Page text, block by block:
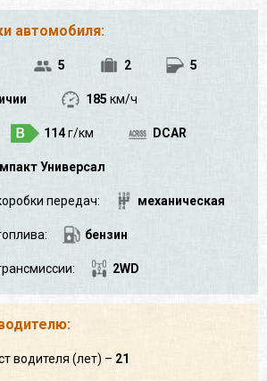
автомобиля:
5 2 5
185 км/ч
114г/км DCAR
Универсал
передач: механическая
бензин
2WD
водителя (лет) – 21